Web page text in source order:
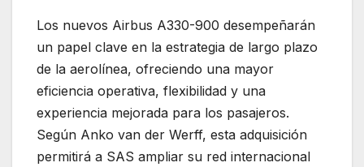
Los nuevos Airbus A330-900 desempeñarán
un papel clave en la estrategia de largo plazo
de la aerolínea, ofreciendo una mayor
eficiencia operativa, flexibilidad y una
experiencia mejorada para los pasajeros.
Según Anko van der Werff, esta adquisición
permitirá a SAS ampliar su red internacional